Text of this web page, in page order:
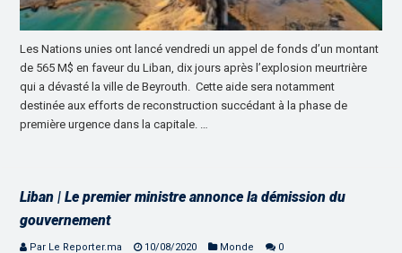
Les Nations unies ont lancé vendredi un appel de fonds d’un montant
de 565 M$ en faveur du Liban, dix jours après l’explosion meurtrière
qui a dévasté la ville de Beyrouth. Cette aide sera notamment
destinée aux efforts de reconstruction succédant à la phase de
première urgence dans la capitale. …
Liban | Le premier ministre annonce la démission du
gouvernement
Par Le Reporter.ma 10/08/2020 Monde 0